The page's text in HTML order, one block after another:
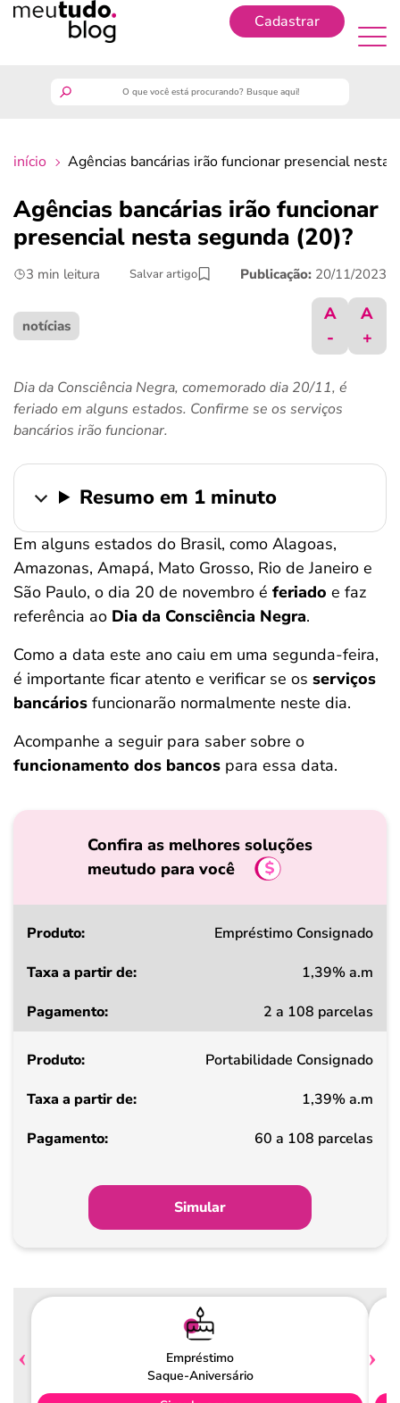
Cadastrar
finanças
benefícios
crédito fácil
ferramentas
início Agências bancárias irão funcionar presencial nesta
Agências bancárias irão funcionar
presencial nesta segunda (20)?
3 min leitura Salvar artigo Publicação: 20/11/2023
notícias
A
-
A
+
Dia da Consciência Negra, comemorado dia 20/11, é
feriado em alguns estados. Confirme se os serviços
bancários irão funcionar.
Resumo em 1 minuto
Em alguns estados do Brasil, como Alagoas,
Amazonas, Amapá, Mato Grosso, Rio de Janeiro e
São Paulo, o dia 20 de novembro é feriado e faz
referência ao Dia da Consciência Negra.
Como a data este ano caiu em uma segunda-feira,
é importante ficar atento e verificar se os serviços
bancários funcionarão normalmente neste dia.
Acompanhe a seguir para saber sobre o
funcionamento dos bancos para essa data.
Confira as melhores soluções
meutudo para você
Produto
a
de
Pagamento
Empréstimo Consignado
1,39% a.m
2 a 108 parcelas
Portabilidade Consignado
1,39% a.m
60 a 108 parcelas
Simular
Empréstimo
Saque-Aniversário